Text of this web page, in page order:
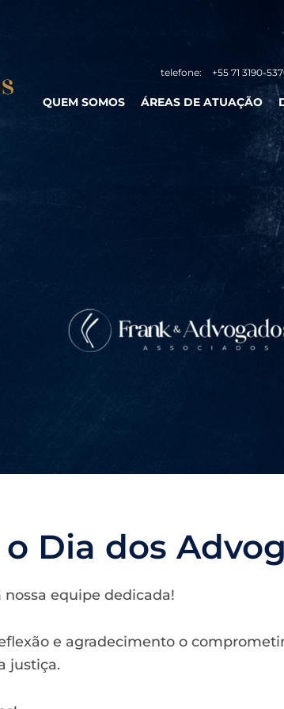
telefone: +55 71 3190-
QUEM SOMOS
ÁREAS DE ATUAÇÃO
Dia dos
equipe dedicada!
e agradecimento o
justiça.